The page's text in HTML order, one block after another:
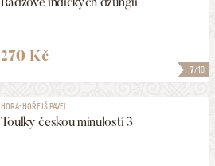
7/10
270 Kč
HORA-HOŘEJŠ PAVEL
Toulky českou minulostí 3